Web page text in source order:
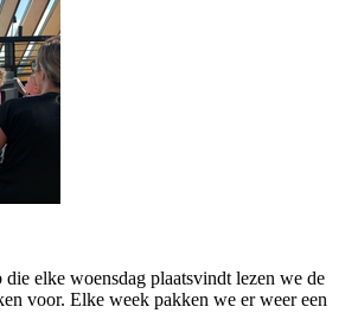
elke woensdag plaatsvindt lezen we de
voor. Elke week pakken we er weer een